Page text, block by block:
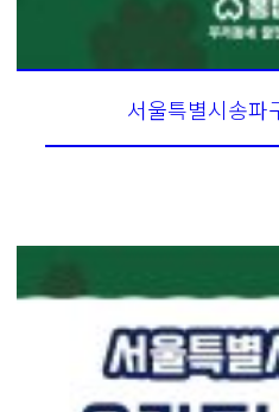
서울특별시송